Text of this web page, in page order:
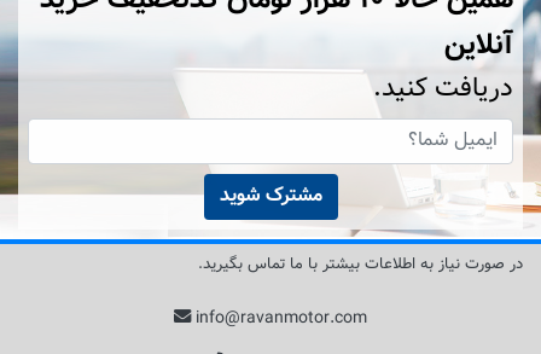
آنلاین
دریافت کنید.
مشترک شوید
در صورت نیاز به اطلاعات بیشتر با ما تماس بگیرید.
info@ravanmotor.com